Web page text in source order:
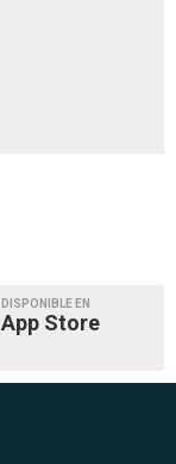
DISPONIBLE EN
App Store